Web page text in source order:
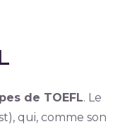
de TOEFL. Le
qui, comme son